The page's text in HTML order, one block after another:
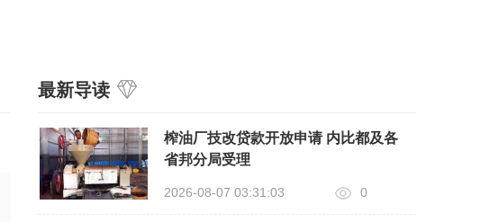
最新导读
榨油厂技改贷款开放申请 内比都及各
省邦分局受理
2026-08-07 03:31:03 0